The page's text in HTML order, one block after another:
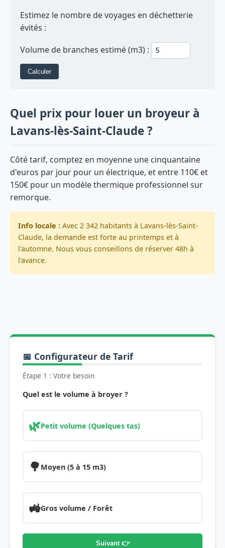
Estimez le nombre de voyages en déchetterie
évités :
Volume de branches estimé (m3) :
Calculer
Quel prix pour louer un broyeur à
Lavans-lès-Saint-Claude ?
Côté tarif, comptez en moyenne une cinquantaine
d'euros par jour pour un électrique, et entre 110€ et
150€ pour un modèle thermique professionnel sur
remorque.
Info locale : Avec 2 342 habitants à Lavans-lès-Saint-
Claude, la demande est forte au printemps et à
l'automne. Nous vous conseillons de réserver 48h à
l'avance.
📅 Configurateur de Tarif
Étape 1 : Votre besoin
Quel est le volume à broyer ?
🌿Petit volume (Quelques tas)
🌳 Moyen (5 à 15 m3)
🚜Gros volume / Forêt
Suivant 👉